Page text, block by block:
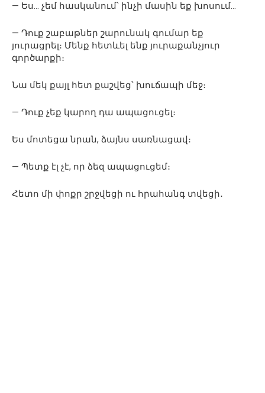
— Ես… չեմ հասկանում՝ ինչի մասին եք խոսում…
— Դուք շաբաթներ շարունակ գումար եք
յուրացրել։ Մենք հետևել ենք յուրաքանչյուր
գործարքի։
Նա մեկ քայլ հետ քաշվեց՝ խուճապի մեջ։
— Դուք չեք կարող դա ապացուցել։
Ես մոտեցա նրան, ձայնս սառնացավ։
— Պետք էլ չէ, որ ձեզ ապացուցեմ։
Հետո մի փոքր շրջվեցի ու հրահանգ տվեցի․